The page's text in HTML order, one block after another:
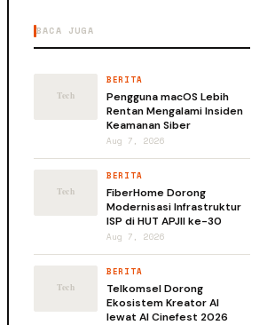
BACA JUGA
BERITA
Pengguna macOS Lebih
Rentan Mengalami Insiden
Keamanan Siber
Aug 7, 2026
BERITA
FiberHome Dorong
Modernisasi Infrastruktur
ISP di HUT APJII ke-30
Aug 7, 2026
BERITA
Telkomsel Dorong
Ekosistem Kreator AI
lewat AI Cinefest 2026